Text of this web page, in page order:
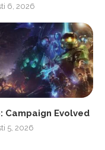
6, 2026
Campaign Evolved
5, 2026